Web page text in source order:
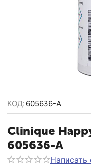
КОД: 605636-A
Clinique
605636-A
Написать